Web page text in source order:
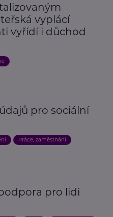
vyplácí
vyřídí i důchod
pro sociální
Práce, zaměstnání
pro lidi